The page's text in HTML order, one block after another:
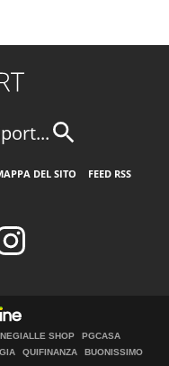
DEL SITO
FEED RSS
SHOP
PGCASA
QUIFINANZA
BUONISSIMO